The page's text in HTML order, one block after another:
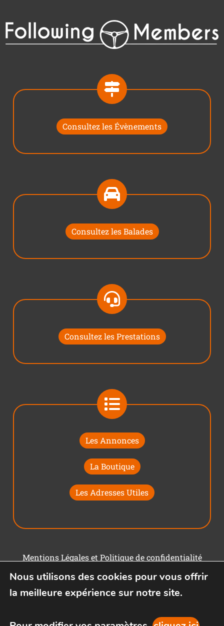
Consultez les Évènements
Consultez les Balades
Consultez les Prestations
Les Annonces
La Boutique
Les Adresses Utiles
Mentions Légales et Politique de confidentialité
Conditions générales d'utilisation
Nous utilisons des cookies pour vous offrir
la meilleure expérience sur notre site.